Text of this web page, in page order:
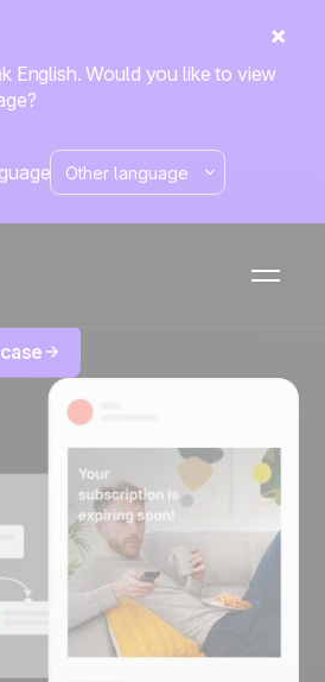
English. Would you like to view
scadenza
con una sequenza